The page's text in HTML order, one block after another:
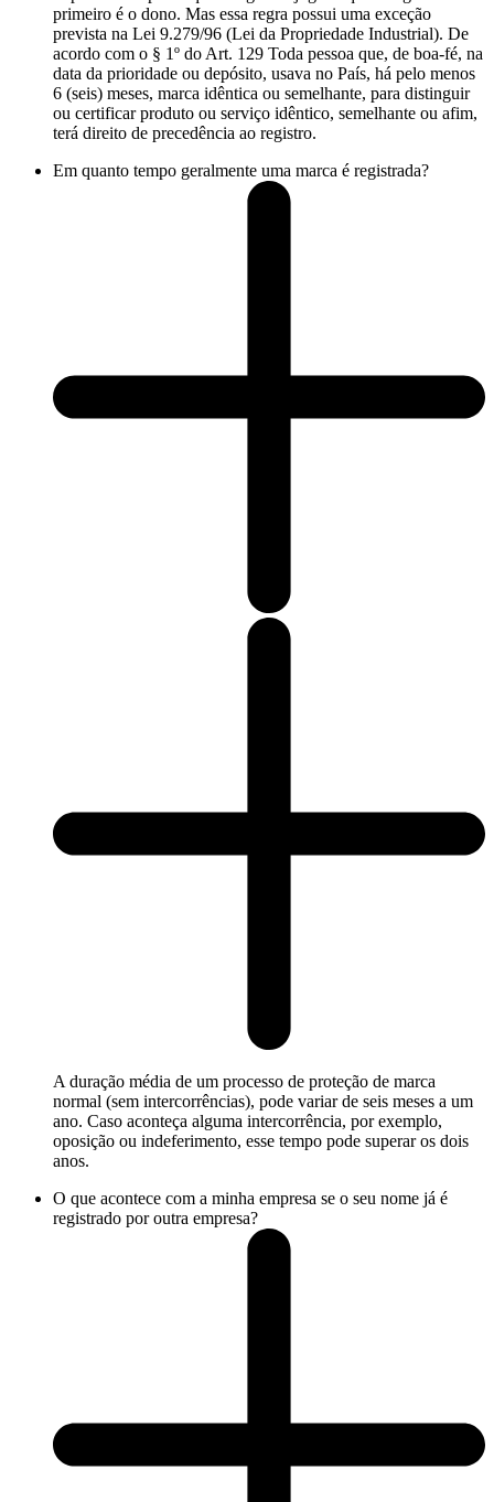
primeiro é o dono. Mas essa regra possui uma exceção
prevista na Lei 9.279/96 (Lei da Propriedade Industrial). De
acordo com o § 1º do Art. 129 Toda pessoa que, de boa-fé, na
data da prioridade ou depósito, usava no País, há pelo menos
6 (seis) meses, marca idêntica ou semelhante, para distinguir
ou certificar produto ou serviço idêntico, semelhante ou afim,
terá direito de precedência ao registro.
Em quanto tempo geralmente uma marca é registrada?
A duração média de um processo de proteção de marca
normal (sem intercorrências), pode variar de seis meses a um
ano. Caso aconteça alguma intercorrência, por exemplo,
oposição ou indeferimento, esse tempo pode superar os dois
anos.
O que acontece com a minha empresa se o seu nome já é
registrado por outra empresa?